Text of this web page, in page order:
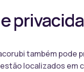
também pode
localizados em